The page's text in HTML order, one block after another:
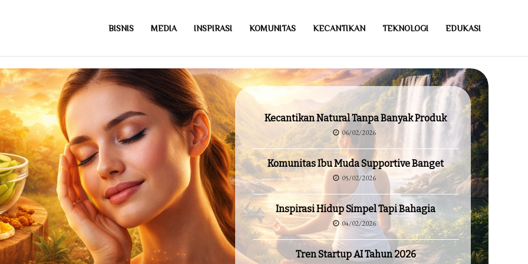
BISNIS MEDIA INSPIRASI KOMUNITAS KECANTIKAN TEKNOLOGI EDUKASI
Kecantikan Natural Tanpa Banyak Produk
06/02/2026
Komunitas Ibu Muda Supportive Banget
05/02/2026
Inspirasi Hidup Simpel Tapi Bahagia
04/02/2026
Tren Startup AI Tahun 2026